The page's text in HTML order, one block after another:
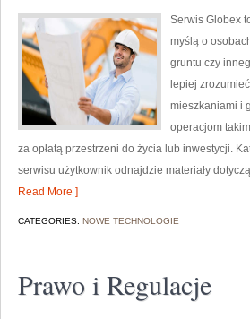
Serwis Globex
myślą o
gruntu czy
lepiej
mieszkaniami i
operacjom
za opłatą przestrzeni do życia lub inwestycji.
serwisu użytkownik odnajdzie materiały
Read More ]
CATEGORIES: NOWE TECHNOLOGIE
Prawo i Regulacje